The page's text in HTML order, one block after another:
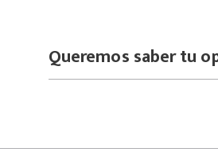
Queremos saber tu